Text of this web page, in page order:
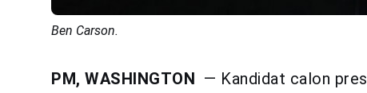
Ben Carson.
PM, WASHINGTON — Kandidat calon